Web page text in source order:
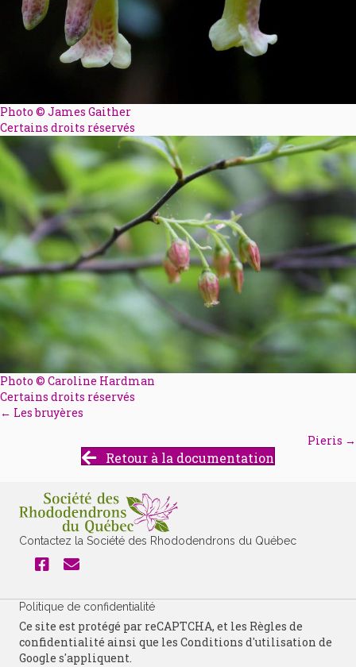
Photo © James Gaither
Certains droits réservés
Photo © Caroline Hardman
Certains droits réservés
Posts
navigation
← Les bruyères
Pieris →
Retour à la documentation
Contactez la Société des Rhododendrons du Québec
Politique de confidentialité
Ce site est protégé par reCAPTCHA, et les Règles de
confidentialité ainsi que les Conditions d'utilisation de
Google s'appliquent.